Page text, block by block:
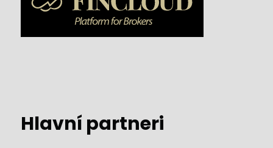
Hlavní partneri